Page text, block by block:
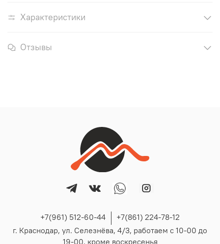
Характеристики
Отзывы
+7(961) 512-60-44
+7(861) 224-78-12
г. Краснодар, ул. Селезнёва, 4/3, работаем с 10-00 до
19-00, кроме воскресенья